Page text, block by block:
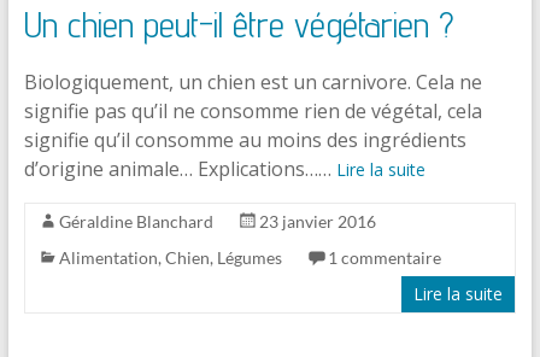
Un chien peut-il être végétarien ?
Biologiquement, un chien est un carnivore. Cela ne
signifie pas qu’il ne consomme rien de végétal, cela
signifie qu’il consomme au moins des ingrédients
d’origine animale… Explications…… Lire la suite
Géraldine Blanchard
23 janvier 2016
Alimentation, Chien, Légumes 1 commentaire
Lire la suite